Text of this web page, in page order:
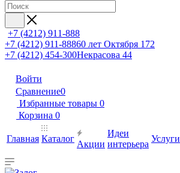
+7 (4212) 911-888
+7 (4212) 911-88860 лет Октября 172
+7 (4212) 454-300Некрасова 44
Войти
Сравнение0
Избранные товары 0
Корзина 0
Главная Каталог
Акции
Идеи
интерьера
Услуги